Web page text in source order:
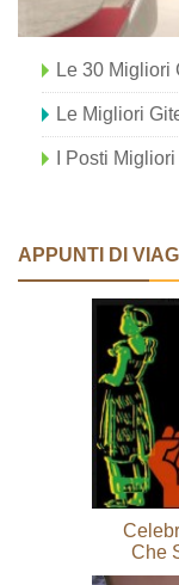
Le 30 Migliori
Le Migliori
I Posti
APPUNTI DI
Che
Online